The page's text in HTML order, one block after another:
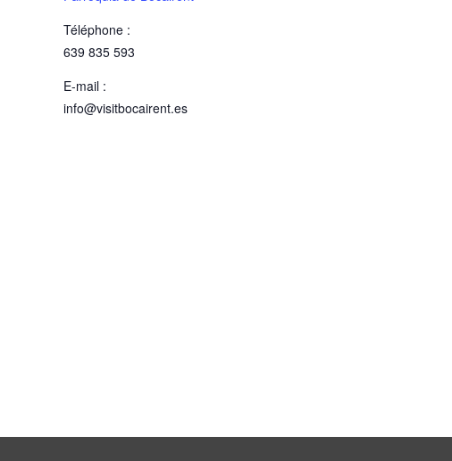
Téléphone :
639 835 593
E-mail :
info@visitbocairent.es